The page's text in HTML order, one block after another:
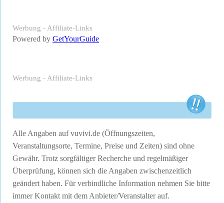
Werbung - Affiliate-Links
Powered by GetYourGuide
Werbung - Affiliate-Links
Alle Angaben auf vuvivi.de (Öffnungszeiten,
Veranstaltungsorte, Termine, Preise und Zeiten) sind ohne
Gewähr. Trotz sorgfältiger Recherche und regelmäßiger
Überprüfung, können sich die Angaben zwischenzeitlich
geändert haben. Für verbindliche Information nehmen Sie bitte
immer Kontakt mit dem Anbieter/Veranstalter auf.